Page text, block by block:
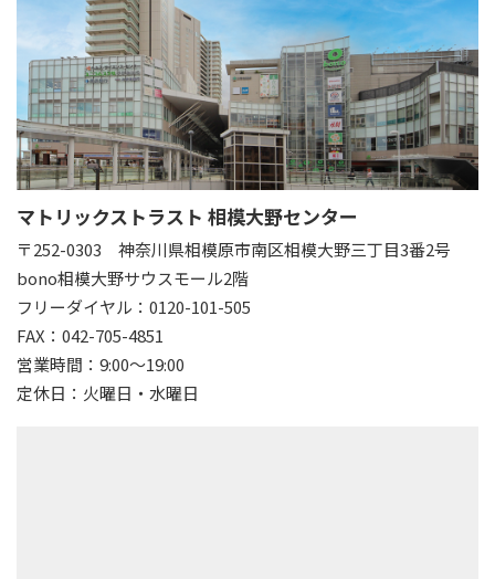
マトリックストラスト 相模大野センター
〒252-0303 神奈川県相模原市南区相模大野三丁目3番2号
bono相模大野サウスモール2階
フリーダイヤル：0120-101-505
FAX：042-705-4851
営業時間：9:00～19:00
定休日：火曜日・水曜日